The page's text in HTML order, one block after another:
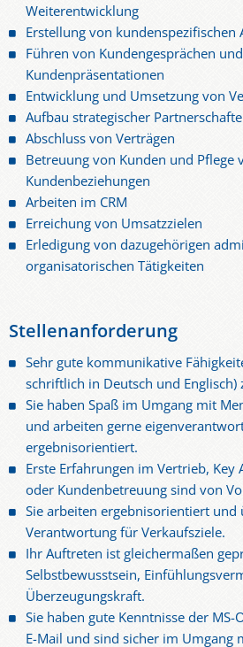
Weiterentwicklung
Erstellung von kundenspezifischen
Führen von Kundengesprächen
Kundenpräsentationen
Entwicklung und Umsetzung von
Aufbau strategischer
Abschluss von Verträgen
Betreuung von Kunden und Pflege
Kundenbeziehungen
Arbeiten im CRM
Erreichung von Umsatzzielen
Erledigung von dazugehörigen
organisatorischen Tätigkeiten
Stellenanforderung
Sehr gute kommunikative
schriftlich in Deutsch und Englisch)
Sie haben Spaß im Umgang mit
und arbeiten gerne
ergebnisorientiert.
Erste Erfahrungen im Vertrieb, Key
oder Kundenbetreuung sind von
Sie arbeiten ergebnisorientiert und
Verantwortung für Verkaufsziele.
Ihr Auftreten ist gleichermaßen
Selbstbewusstsein,
Überzeugungskraft.
Sie haben gute Kenntnisse der
E-Mail und sind sicher im Umgang